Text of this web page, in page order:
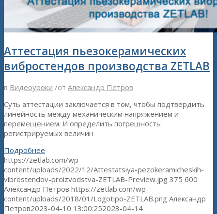
Аттестация пьезокерамических
вибростендов производства ZETLAB
в Видеоуроки /от Александр Петров
Суть аттестации заключается в том, чтобы подтвердить
линейность между механическим напряжением и
перемещением. И определить погрешность
регистрируемых величин
Подробнее
https://zetlab.com/wp-
content/uploads/2022/12/Attestatsiya-pezokeramicheskih-
vibrostendov-proizvodstva-ZETLAB-Preview.jpg 375 600
Александр Петров https://zetlab.com/wp-
content/uploads/2018/01/Logotipo-ZETLAB.png Александр
Петров2023-04-10 13:00:252023-04-14